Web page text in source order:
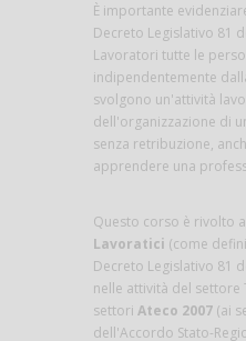
È importante
Decreto Legislativo 81
Lavoratori tutte le
indipendentemente
svolgono un'attività
dell'organizzazione di
senza retribuzione,
apprendere una
Questo corso è rivolto
Lavoratici (come
Decreto Legislativo 81
nelle attività del settore
settori Ateco 2007 (ai
dell'Accordo Stato-